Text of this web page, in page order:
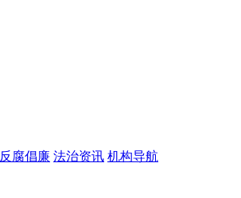
反腐倡廉 法治资讯 机构导航